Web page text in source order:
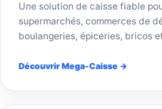
Une solution de caisse fiable
supermarchés, commerces de
boulangeries, épiceries, bricos
Découvrir Mega-Caisse →